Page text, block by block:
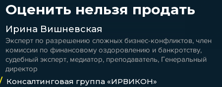
Оценить нельзя продать
Ирина Вишневская
Эксперт по разрешению сложных бизнес-конфликтов, член
комиссии по финансовому оздоровлению и банкротству,
судебный эксперт, медиатор, преподаватель, Генеральный
директор
Консалтинговая группа «ИРВИКОН»